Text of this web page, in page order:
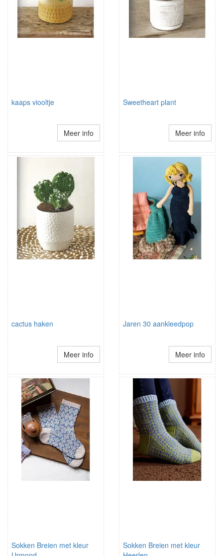
kaaps viooltje
Meer info
Sweetheart plant
Meer info
cactus haken
Meer info
Jaren 30 aankleedpop
Meer info
Sokken Breien met kleur
Sokken Breien met kleur